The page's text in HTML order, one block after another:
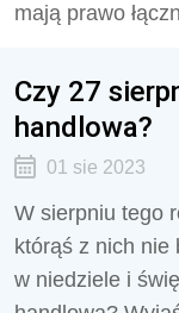
mają prawo
Czy 27
handlowa?
01 sie 2023
W sierpniu tego
którąś z nich nie
w niedziele i